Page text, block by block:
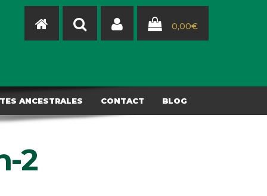
0,00€
ANCESTRALES CONTACT BLOG
2